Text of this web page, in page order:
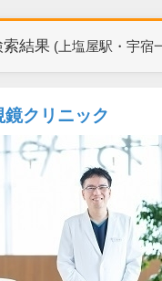
結果 (上塩屋駅・宇宿
クリニック